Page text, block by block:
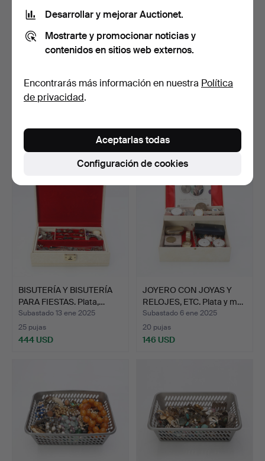
BISUTERÍA Y BISUTERÍA
PARA FIESTAS. Plata,…
29 pujas
BISUTERÍA DE FIESTA.
7 pujas
95 USD
BISUTERÍA Y BISUTERÍA
PARA FIESTAS. Plata,…
Subastado 13 ene 2025
25 pujas
444 USD
JOYERO CON JOYAS Y
RELOJES, ETC. Plata y m…
Subastado 6 ene 2025
20 pujas
146 USD
Desarrollar y mejorar Auctionet.
Mostrarte y promocionar noticias y
contenidos en sitios web externos.
Encontrarás más información en nuestra Política
de privacidad.
Configuración de cookies
Aceptarlas todas